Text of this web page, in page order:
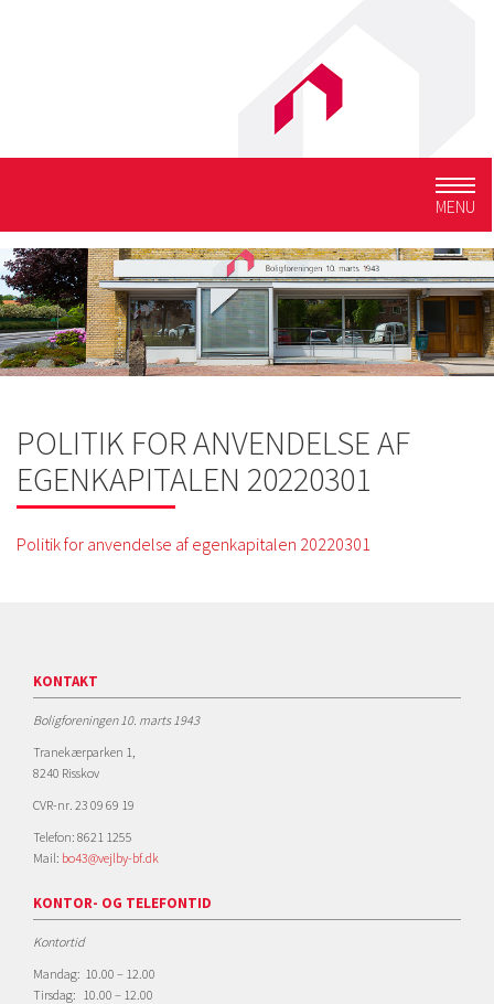
MENU
POLITIK FOR ANVENDELSE AF
EGENKAPITALEN 20220301
Politik for anvendelse af egenkapitalen 20220301
KONTAKT
Boligforeningen 10. marts 1943
Tranekærparken 1,
8240 Risskov
CVR-nr. 23 09 69 19
Telefon: 8621 1255
Mail: bo43@vejlby-bf.dk
KONTOR- OG TELEFONTID
Kontortid
Mandag: 10.00 – 12.00
Tirsdag: 10.00 – 12.00